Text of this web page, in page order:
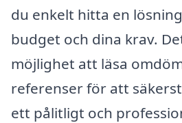
du enkelt hitta en
budget och dina krav.
möjlighet att läsa
referenser för att
ett pålitligt och